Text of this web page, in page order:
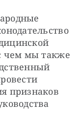
чем мы также
признаков